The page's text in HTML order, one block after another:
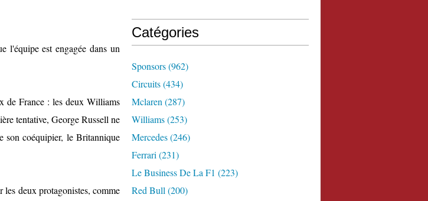
l'équipe est engagée dans un
de France : les deux Williams
tentative, George Russell ne
son coéquipier, le Britannique
deux protagonistes, comme
Catégories
Sponsors(962)
Circuits(434)
Mclaren (287)
Williams(253)
Mercedes(246)
Ferrari (231)
Le Business De La F1 (223)
Red Bull (200)